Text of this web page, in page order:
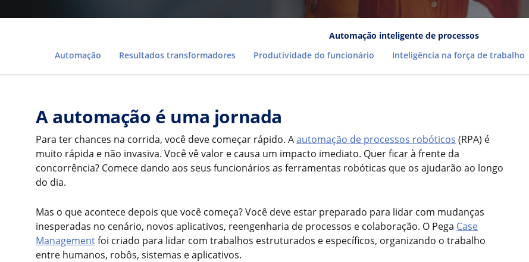
Automação inteligente de processos
Automação
Resultados transformadores Produtividade do funcionário Inteligência na força de trabalho
A automação é uma jornada
Para ter chances na corrida, você deve começar rápido. Aautomação de processos robóticos (RPA) é
muito rápida e não invasiva. Você vê valor e causa um impacto imediato. Quer ficar à frente da
concorrência? Comece dando aos seus funcionários as ferramentas robóticas que os ajudarão ao longo
do dia.
Mas o que acontece depois que você começa? Você deve estar preparado para lidar com mudanças
inesperadas no cenário, novos aplicativos, reengenharia de processos e colaboração. O Pega Case
Managementfoi criado para lidar com trabalhos estruturados e específicos, organizando o trabalho
entre humanos, robôs, sistemas e aplicativos.